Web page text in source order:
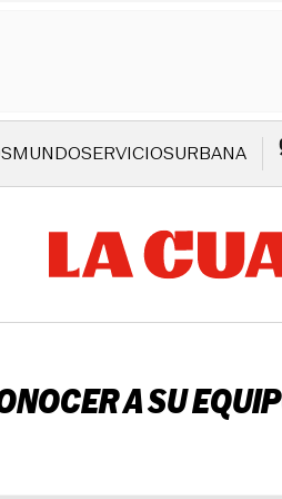
MUNDOSERVICIOSURBANA
A SU